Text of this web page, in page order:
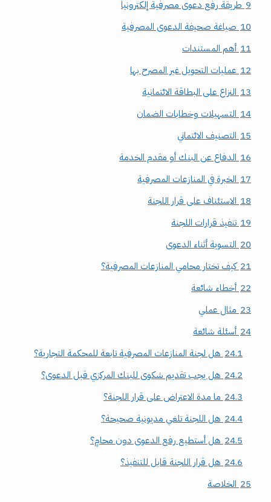
9 طريقة رفع دعوى مصرفية إلكترونياً
10 صياغة صحيفة الدعوى المصرفية
11 أهم المستندات
12 عمليات التحويل غير المصرح بها
13 النزاع على البطاقة الائتمانية
14 التسهيلات وخطابات الضمان
15 التصنيف الائتماني
16 الدفاع عن البنك أو مقدم الخدمة
17 الخبرة في المنازعات المصرفية
18 الاستئناف على قرار اللجنة
19 تنفيذ قرارات اللجنة
20 التسوية أثناء الدعوى
21 كيف تختار محامي المنازعات المصرفية؟
22 أخطاء شائعة
23 مثال عملي
24 أسئلة شائعة
24.1 هل لجنة المنازعات المصرفية تابعة للمحكمة التجارية؟
24.2 هل يجب تقديم شكوى للبنك المركزي قبل الدعوى؟
24.3 ما مدة الاعتراض على قرار اللجنة؟
24.4 هل اللجنة تلغي مديونية صحيحة؟
24.5 هل أستطيع رفع الدعوى دون محامٍ؟
24.6 هل قرار اللجنة قابل للتنفيذ؟
25 الخلاصة